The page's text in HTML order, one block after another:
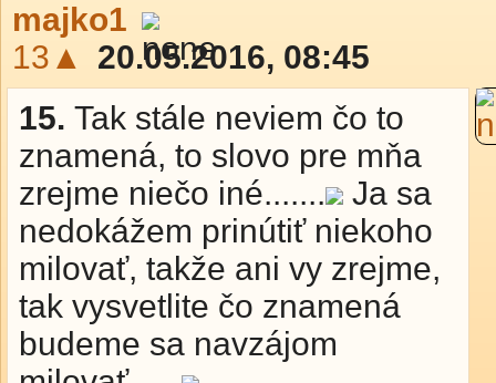
majko1
13▲
20.05.2016, 08:45
15. Tak stále neviem čo to
znamená, to slovo pre mňa
zrejme niečo iné.......
Ja sa
nedokážem prinútiť niekoho
milovať, takže ani vy zrejme,
tak vysvetlite čo znamená
budeme sa navzájom